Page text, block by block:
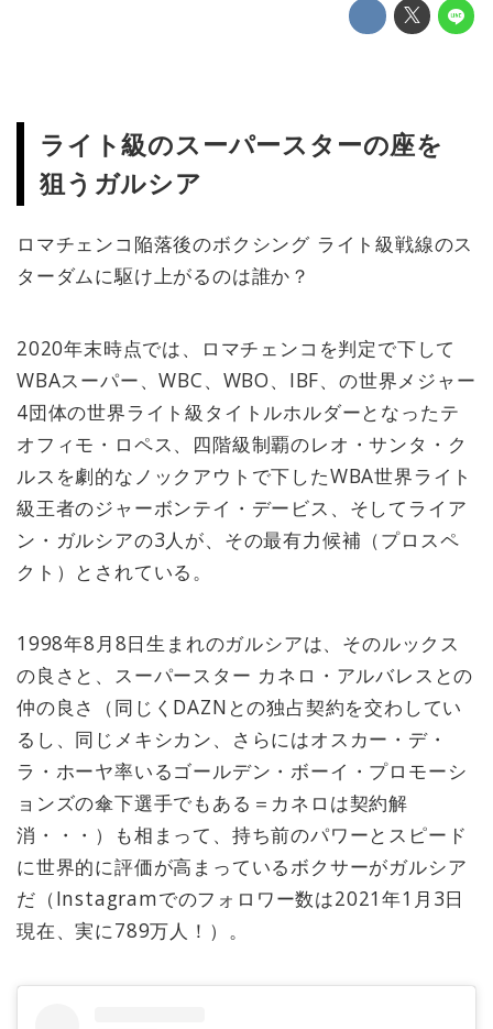
ライト級のスーパースターの座を
狙うガルシア
ロマチェンコ陥落後のボクシング ライト級戦線のス
ターダムに駆け上がるのは誰か？
2020年末時点では、ロマチェンコを判定で下して
WBAスーパー、WBC、WBO、IBF、の世界メジャー
4団体の世界ライト級タイトルホルダーとなったテ
オフィモ・ロペス、四階級制覇のレオ・サンタ・ク
ルスを劇的なノックアウトで下したWBA世界ライト
級王者のジャーボンテイ・デービス、そしてライア
ン・ガルシアの3人が、その最有力候補（プロスペ
クト）とされている。
1998年8月8日生まれのガルシアは、そのルックス
の良さと、スーパースター カネロ・アルバレスとの
仲の良さ（同じくDAZNとの独占契約を交わしてい
るし、同じメキシカン、さらにはオスカー・デ・
ラ・ホーヤ率いるゴールデン・ボーイ・プロモーシ
ョンズの傘下選手でもある＝カネロは契約解
消・・・）も相まって、持ち前のパワーとスピード
に世界的に評価が高まっているボクサーがガルシア
だ（Instagramでのフォロワー数は2021年1月3日
現在、実に789万人！）。